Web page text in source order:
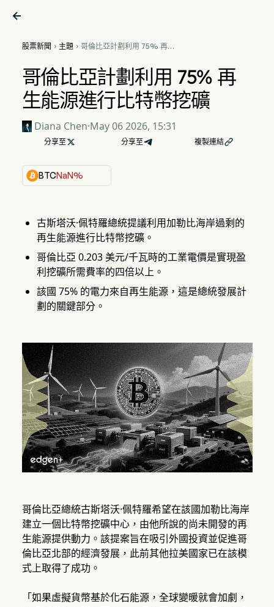

股票新聞  主題 哥倫比亞計劃利用 75% 再生
哥倫比亞計劃利用 75% 再
生能源進行比特幣挖礦
Diana Chen·May 06 2026, 15:31
分享至  分享至 複製連結
BTCNaN%
古斯塔沃·佩特羅總統提議利用加勒比海岸過剩的
再生能源進行比特幣挖礦。
哥倫比亞 0.203 美元/千瓦時的工業電價是實現盈
利挖礦所需費率的四倍以上。
該國 75% 的電力來自再生能源，這是總統發展計
劃的關鍵部分。
哥倫比亞總統古斯塔沃·佩特羅希望在該國加勒比海岸
建立一個比特幣挖礦中心，由他所說的尚未開發的再
生能源提供動力。該提案旨在吸引外國投資並促進哥
倫比亞北部的經濟發展，此前其他拉美國家已在該模
式上取得了成功。
「如果虛擬貨幣基於化石能源，全球變暖就會加劇，